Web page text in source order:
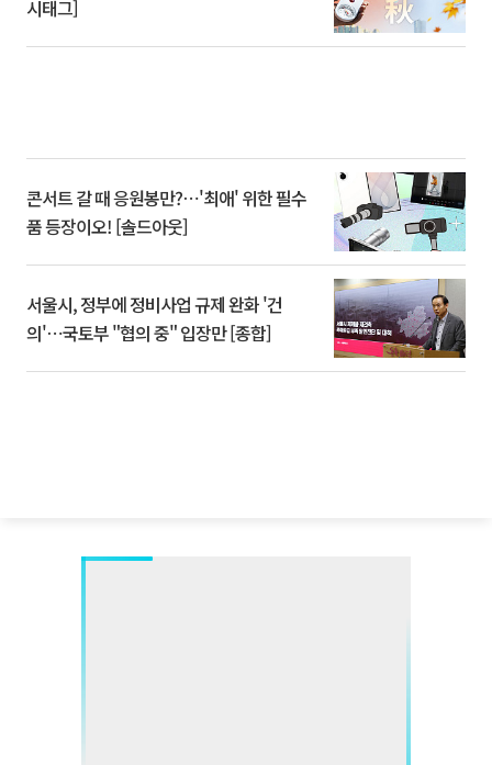
시태그]
콘서트 갈 때 응원봉만?⋯'최애' 위한 필수
품 등장이오! [솔드아웃]
서울시, 정부에 정비사업 규제 완화 '건
의'⋯국토부 "협의 중" 입장만 [종합]